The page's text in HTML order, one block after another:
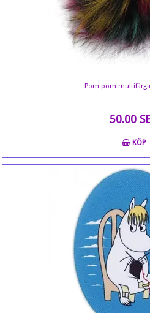
Pom pom
50.00
KÖP